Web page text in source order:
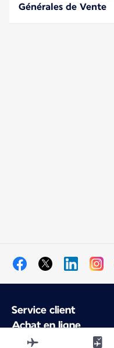
Générales de Vente
Service client
Achat en ligne
Programme de